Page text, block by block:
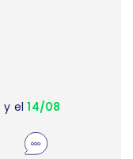
y el14/08